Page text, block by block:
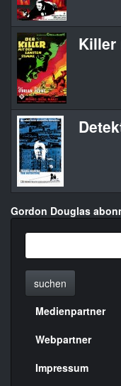
Killer
Gordon Douglas
suchen
Menülinks
rechte
Seite
Medienpartner
Webpartner
Impressum